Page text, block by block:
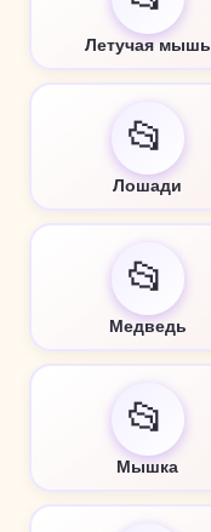
Летучая мышь
📂
Лошади
📂
Медведь
📂
Мышка